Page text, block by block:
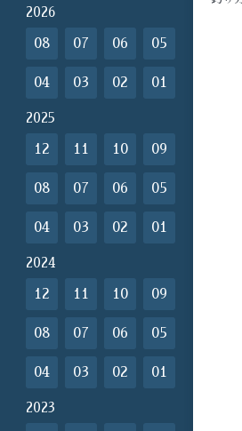
2026
08 07 06 05
04 03 02 01
2025
12 11 10 09
08 07 06 05
04 03 02 01
2024
12 11 10 09
08 07 06 05
04 03 02 01
2023